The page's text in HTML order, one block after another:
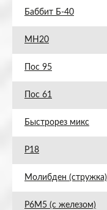
Баббит Б-40
МН20
Пос 95
Пос 61
Быстрорез микс
Р18
Молибден (стружка)
Р6М5 (с железом)